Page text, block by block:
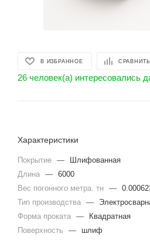
В ИЗБРАННОЕ СРАВНИТЬ
26 человек(а) интересовались
Характеристики
Покрытие —
Шлифованная
Длина — 6000
Вес погонного метра. тн —
Тип производства —
Форма проката —
Квадратная
Поверхность
— шлиф